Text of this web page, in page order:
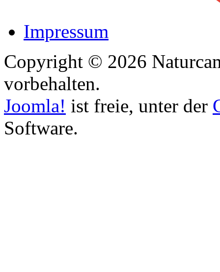
Impressum
Copyright © 2026
vorbehalten.
Joomla! ist freie, unter der
Software.